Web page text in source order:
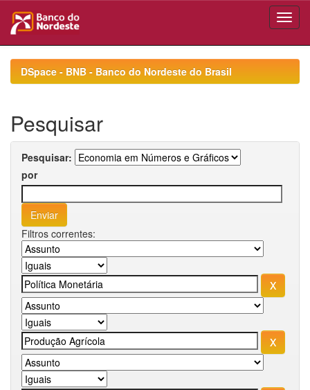
navigationDSpace - BNB - Banco do Nordeste do Brasil
Pesquisar
Pesquisar:
por
Filtros correntes: